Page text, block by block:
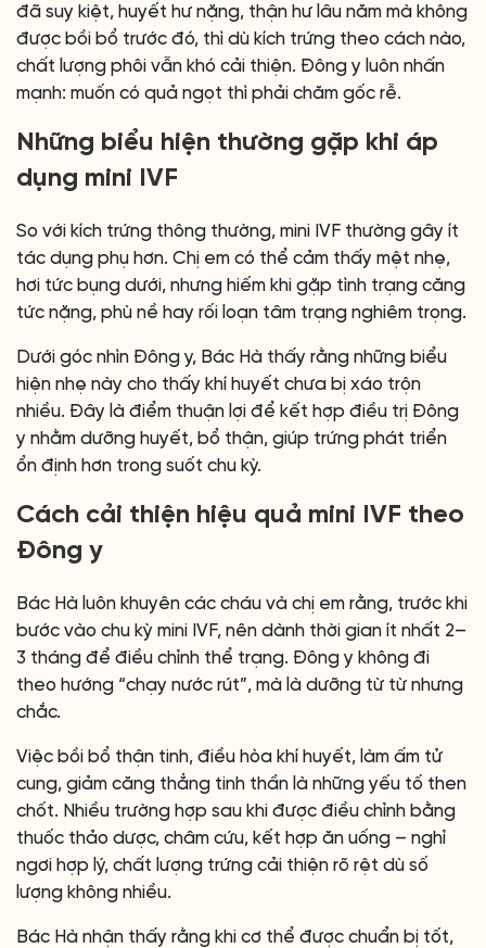
đã suy kiệt, huyết hư nặng, thận hư lâu năm mà không
được bồi bổ trước đó, thì dù kích trứng theo cách nào,
chất lượng phôi vẫn khó cải thiện. Đông y luôn nhấn
mạnh: muốn có quả ngọt thì phải chăm gốc rễ.
Những biểu hiện thường gặp khi áp
dụng mini IVF
So với kích trứng thông thường, mini IVF thường gây ít
tác dụng phụ hơn. Chị em có thể cảm thấy mệt nhẹ,
hơi tức bụng dưới, nhưng hiếm khi gặp tình trạng căng
tức nặng, phù nề hay rối loạn tâm trạng nghiêm trọng.
Dưới góc nhìn Đông y, Bác Hà thấy rằng những biểu
hiện nhẹ này cho thấy khí huyết chưa bị xáo trộn
nhiều. Đây là điểm thuận lợi để kết hợp điều trị Đông
y nhằm dưỡng huyết, bổ thận, giúp trứng phát triển
ổn định hơn trong suốt chu kỳ.
Cách cải thiện hiệu quả mini IVF theo
Đông y
Bác Hà luôn khuyên các cháu và chị em rằng, trước khi
bước vào chu kỳ mini IVF, nên dành thời gian ít nhất 2–
3 tháng để điều chỉnh thể trạng. Đông y không đi
theo hướng “chạy nước rút”, mà là dưỡng từ từ nhưng
chắc.
Việc bồi bổ thận tinh, điều hòa khí huyết, làm ấm tử
cung, giảm căng thẳng tinh thần là những yếu tố then
chốt. Nhiều trường hợp sau khi được điều chỉnh bằng
thuốc thảo dược, châm cứu, kết hợp ăn uống – nghỉ
ngơi hợp lý, chất lượng trứng cải thiện rõ rệt dù số
lượng không nhiều.
Bác Hà nhận thấy rằng khi cơ thể được chuẩn bị tốt,